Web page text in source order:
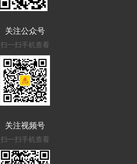
关注公众号
扫一扫手机查看
关注视频号
扫一扫手机查看